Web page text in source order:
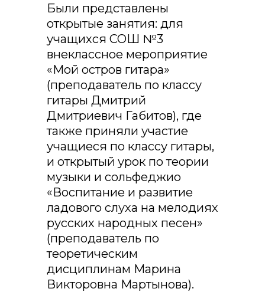
Были представлены
открытые занятия: для
учащихся СОШ №3
внеклассное мероприятие
«Мой остров гитара»
(преподаватель по классу
гитары Дмитрий
Дмитриевич Габитов), где
также приняли участие
учащиеся по классу гитары,
и открытый урок по теории
музыки и сольфеджио
«Воспитание и развитие
ладового слуха на мелодиях
русских народных песен»
(преподаватель по
теоретическим
дисциплинам Марина
Викторовна Мартынова).